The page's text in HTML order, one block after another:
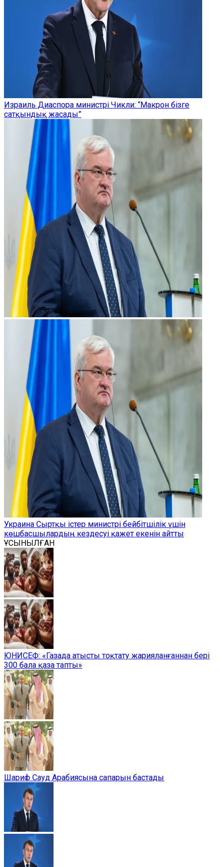
Израиль Диаспора министрі Чикли: “Макрон бізге
сатқындық жасады”
Украина Сыртқы істер министрі бейбітшілік үшін
көшбасшылардың кездесуі қажет екенін айтты
ҰСЫНЫЛҒАН
ЮНИСЕФ: «Газада атысты тоқтату жарияланғаннан бері
300 бала қаза тапты»
Шариф Сауд Арабиясына сапарын бастады